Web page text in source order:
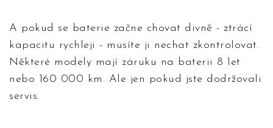
A pokud se baterie začne chovat divně - ztrácí
kapacitu rychleji - musíte ji nechat zkontrolovat.
Některé modely mají záruku na baterii 8 let
nebo 160 000 km. Ale jen pokud jste dodržovali
servis.